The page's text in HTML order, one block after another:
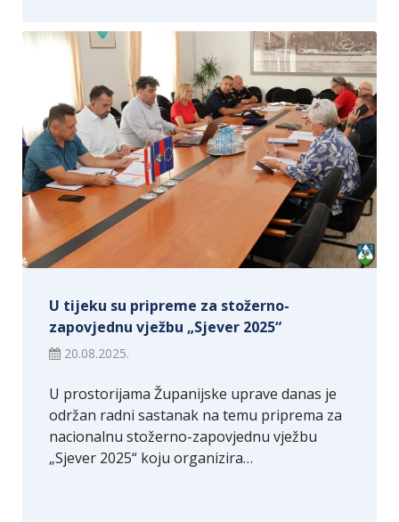
U tijeku su pripreme za stožerno-
zapovjednu vježbu „Sjever 2025“
20.08.2025.
U prostorijama Županijske uprave danas je
održan radni sastanak na temu priprema za
nacionalnu stožerno-zapovjednu vježbu
„Sjever 2025“ koju organizira…